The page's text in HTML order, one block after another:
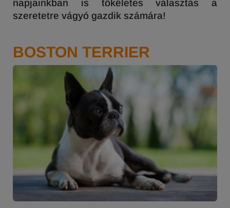
napjainkban is tökéletes választás a
szeretetre vágyó gazdik számára!
BOSTON TERRIER